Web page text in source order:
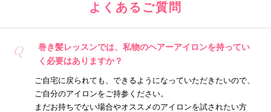
よくあるご質問
Q
巻き髪レッスンでは、私物のヘアーアイロンを持ってい
く必要はありますか？
ご自宅に戻られても、できるようになっていただきたいので、
ご自分のアイロンをご持参ください。
まだお持ちでない場合やオススメのアイロンを試されたい方